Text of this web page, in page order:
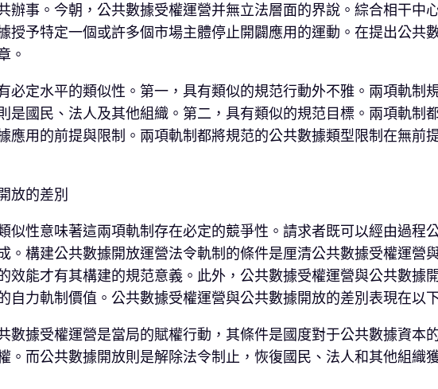
辦事。今朝，公共數據受權運營并無立法層面的界說。綜合相干中
授予特定一個或許多個市場主體停止開闢應用的運動。在提出公共
。
必定水平的類似性。第一，具有類似的規范行動外不雅。兩項軌制
是國民、法人及其他組織。第二，具有類似的規范目標。兩項軌制
應用的前提與限制。兩項軌制都將規范的公共數據類型限制在無前
放的差別
似性意味著這兩項軌制存在必定的競爭性。請求者既可以經由過程
。構建公共數據開放運營法令軌制的條件是厘清公共數據受權運營
效能才有其構建的規范意義。此外，公共數據受權運營與公共數據
自力軌制價值。公共數據受權運營與公共數據開放的差別表現在以
數據受權運營是當局的賦權行動，其條件是國度對于公共數據資本
。而公共數據開放則是解除法令制止，恢復國民、法人和其他組織